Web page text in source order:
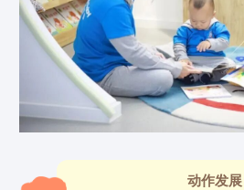
动作发展